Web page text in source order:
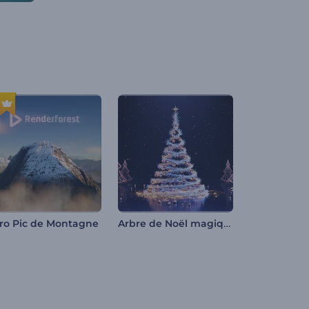
Pic de Montagne Arbre de Noël magique et tournoyant